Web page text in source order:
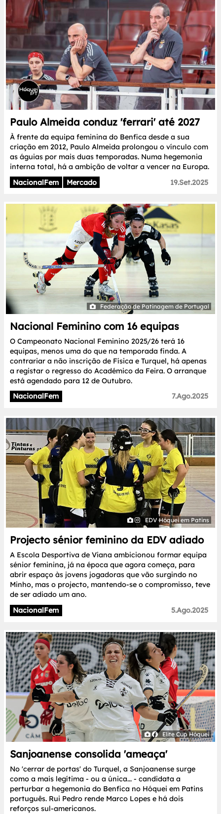
Paulo Almeida conduz 'ferrari' até 2027
À frente da equipa feminina do Benfica desde a sua
criação em 2012, Paulo Almeida prolongou o vínculo com
as águias por mais duas temporadas. Numa hegemonia
interna total, há a ambição de voltar a vencer na Europa.
NacionalFem
Mercado 19.Set.2025
Federação de Patinagem de Portugal
Nacional Feminino com 16 equipas
O Campeonato Nacional Feminino 2025/26 terá 16
equipas, menos uma do que na temporada finda. A
contrariar a não inscrição de Física e Turquel, há apenas
a registar o regresso do Académico da Feira. O arranque
está agendado para 12 de Outubro.
NacionalFem
7.Ago.2025
EDV Hóquei em Patins
Projecto sénior feminino da EDV adiado
A Escola Desportiva de Viana ambicionou formar equipa
sénior feminina, já na época que agora começa, para
abrir espaço às jovens jogadoras que vão surgindo no
Minho, mas o projecto, mantendo-se o compromisso, teve
de ser adiado um ano.
NacionalFem
5.Ago.2025
Elite Cup Hóquei
Sanjoanense consolida 'ameaça'
No 'cerrar de portas' do Turquel, a Sanjoanense surge
como a mais legítima - ou a única... - candidata a
perturbar a hegemonia do Benfica no Hóquei em Patins
português. Rui Pedro rende Marco Lopes e há dois
reforços sul-americanos.